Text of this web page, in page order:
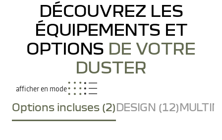
DÉCOUVREZ LES
ÉQUIPEMENTS ET
OPTIONS DE VOTRE
DUSTER
afficher en mode
Options incluses (2)DESIGN (12)